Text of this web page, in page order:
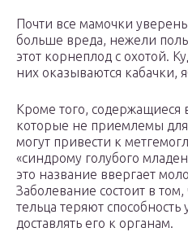
Почти все мамочки
больше вреда, нежели
этот корнеплод с охотой.
них оказываются кабачки,
Кроме того, содержащиеся
которые не приемлемы для
могут привести к
«синдрому голубого
это название ввергает
Заболевание состоит в
тельца теряют
доставлять его к органам.